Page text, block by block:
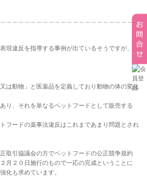
＿＿＿＿＿＿＿＿＿＿＿＿＿＿＿＿＿＿＿＿＿＿
現違反を指導する事例が出ているそうですが、
は動物」と医薬品を定義しており動物の体の変化
り、それを単なるペットフードとして販売する
フードの薬事法違反はこれまであまり問題とされ
取引協議会の方でペットフードの公正競争規約
月２０日施行のもので一応の完成ということに
化も求めています。